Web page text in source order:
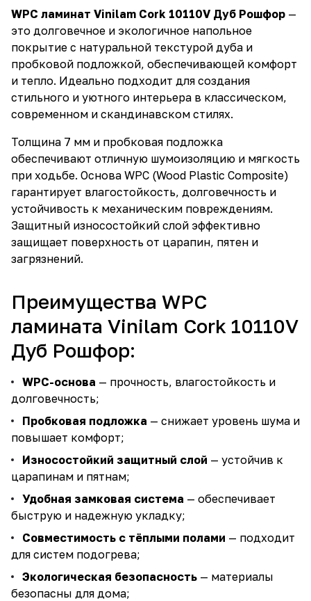
WPC ламинат Vinilam Cork 10110V Дуб Рошфор —
это долговечное и экологичное напольное
покрытие с натуральной текстурой дуба и
пробковой подложкой, обеспечивающей комфорт
и тепло. Идеально подходит для создания
стильного и уютного интерьера в классическом,
современном и скандинавском стилях.
Толщина 7 мм и пробковая подложка
обеспечивают отличную шумоизоляцию и мягкость
при ходьбе. Основа WPC (Wood Plastic Composite)
гарантирует влагостойкость, долговечность и
устойчивость к механическим повреждениям.
Защитный износостойкий слой эффективно
защищает поверхность от царапин, пятен и
загрязнений.
Преимущества WPC
ламината Vinilam Cork 10110V
Дуб Рошфор:
WPC-основа — прочность, влагостойкость и
долговечность;
Пробковая подложка — снижает уровень шума и
повышает комфорт;
Износостойкий защитный слой — устойчив к
царапинам и пятнам;
Удобная замковая система — обеспечивает
быструю и надежную укладку;
Совместимость с тёплыми полами — подходит
для систем подогрева;
Экологическая безопасность — материалы
безопасны для дома;